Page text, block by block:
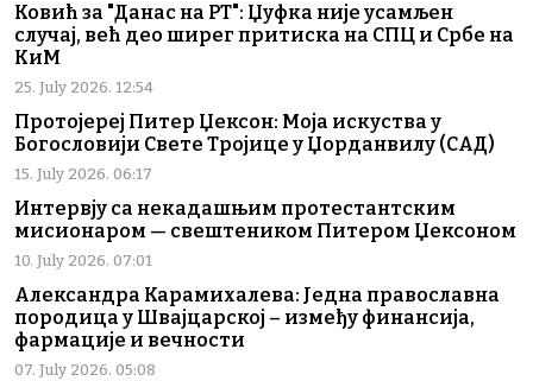
Ковић за "Данас на РТ": Џуфка није усамљен
случај, већ део ширег притиска на СПЦ и Србе на
КиМ
25. July 2026. 12:54
Протојереј Питер Џексон: Моја искуства у
Богословији Свете Тројице у Џорданвилу (САД)
15. July 2026. 06:17
Интервју са некадашњим протестантским
мисионаром — свештеником Питером Џексоном
10. July 2026. 07:01
Александра Карамихалева: Једна православна
породица у Швајцарској – између финансија,
фармације и вечности
07. July 2026. 05:08